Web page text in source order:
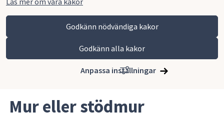
Godkänn nödvändiga kakor
Godkänn alla kakor
Anpassa inställningar
Vara kommun
Bygga, miljö och infrastruktur
Bygga nytt, ändra eller riva
Vad ska du bygga?
Mur eller stödmur